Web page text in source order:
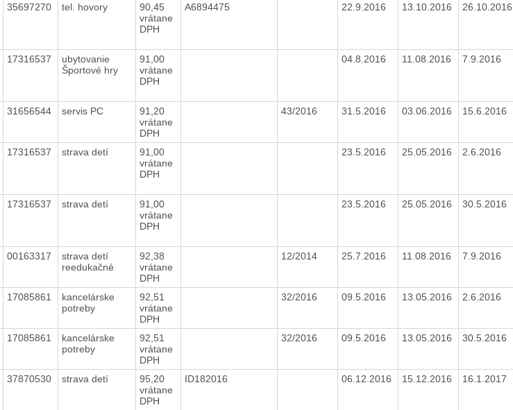
35697270 tel. hovory
90,45
vrátane
DPH
A6894475 22.9.2016 13.10.2016
17316537
ubytovanie
Športové hry
91,00
vrátane
DPH
04.8.2016 11.08.2016 7.9.2016
31656544 servis PC
91,20
vrátane
DPH
43/2016 31.5.2016 03.06.2016 15.6.2016
17316537 strava detí
91,00
vrátane
DPH
23.5.2016 25.05.2016 2.6.2016
17316537 strava detí
91,00
vrátane
DPH
23.5.2016 25.05.2016 30.5.2016
00163317
strava detí
reedukačné
92,38
vrátane
DPH
12/2014 25.7.2016 11.08.2016 7.9.2016
17085861
kancelárske
potreby
92,51
vrátane
DPH
32/2016 09.5.2016 13.05.2016 2.6.2016
17085861
kancelárske
potreby
92,51
vrátane
DPH
32/2016 09.5.2016 13.05.2016 30.5.2016
37870530 strava detí
95,20
vrátane
DPH
ID182016 06.12.2016 15.12.2016 16.1.2017